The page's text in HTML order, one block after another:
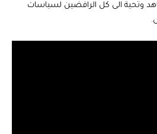
وتحية الى كل الرافضين لسياسات